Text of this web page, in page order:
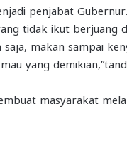
penjabat
tidak ikut berjuang
makan sampai
yang
masyarakat